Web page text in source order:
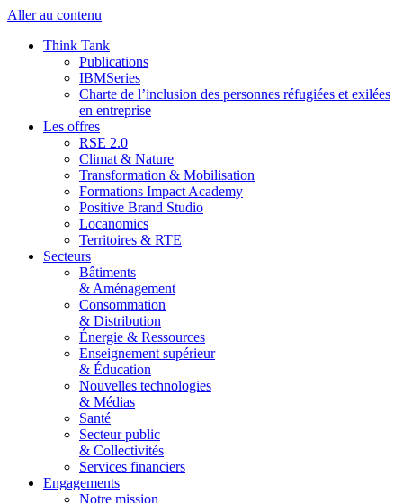
Aller au contenu
Think Tank
Publications
IBMSeries
Charte de l’inclusion des personnes réfugiées et exilées
en entreprise
Les offres
RSE 2.0
Climat & Nature
Transformation & Mobilisation
Formations Impact Academy
Positive Brand Studio
Locanomics
Territoires & RTE
Secteurs
Bâtiments
& Aménagement
Consommation
& Distribution
Énergie & Ressources
Enseignement supérieur
& Éducation
Nouvelles technologies
& Médias
Santé
Secteur public
& Collectivités
Services financiers
Engagements
Notre mission